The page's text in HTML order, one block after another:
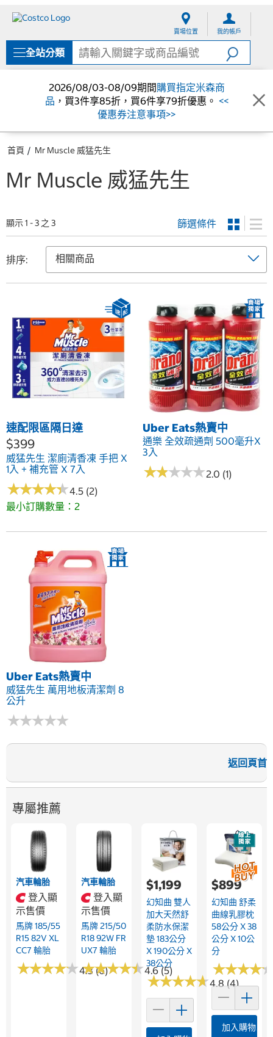
單
賣場位置 我的帳戶
全站分類
2026/08/03-08/09期間購買指定米森商
品 ，買3件享85折，買6件享79折優惠。 <<
優惠券注意事項>>
首頁 Mr Muscle 威猛先生
Mr Muscle 威猛先生
顯示 1 - 3 之 3 篩選條件
排序:
速配限區隔日達
$399
威猛先生 潔廁清香凍 手把 X
1入 + 補充管 X 7入
★★★★★
★★★★★4.5 (2)
最小訂購數量：2
Uber Eats熱賣中
通樂 全效疏通劑 500毫升X
3入
★★★★★
★★★★★2.0 (1)
Uber Eats熱賣中
威猛先生 萬用地板清潔劑 8
公升
★★★★★
★★★★★
返回頁首
專屬推薦
汽車輪胎
登入顯
示售價
馬牌 185/55
R15 82V XL
CC7 輪胎
★★★★★
★★★★★4.3 (6)
汽車輪胎
登入顯
示售價
馬牌 215/50
R18 92W FR
UX7 輪胎
★★★★★
★★★★★4.6 (5)
$1,199
幻知曲 雙人
加大天然舒
柔防水保潔
墊 183公分
X 190公分 X
38公分
★★★★★
★★★★★4.8 (4)
$899
幻知曲 舒柔
曲線乳膠枕
58公分 X 38
公分 X 10公
分
★★★★
★★★★
加入購物車